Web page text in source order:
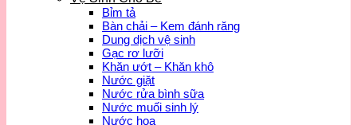
Bỉm tả
Bàn chải – Kem đánh răng
Dung dịch vệ sinh
Gạc rơ lưỡi
Khăn ướt – Khăn khô
Nước giặt
Nước rửa bình sữa
Nước muối sinh lý
Nước hoa